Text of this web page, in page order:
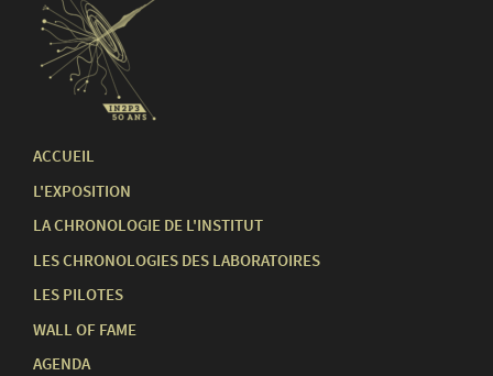
ACCUEIL
L'EXPOSITION
LA CHRONOLOGIE DE L'INSTITUT
LES CHRONOLOGIES DES LABORATOIRES
LES PILOTES
WALL OF FAME
AGENDA